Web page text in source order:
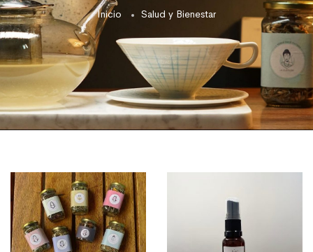
Inicio Salud y Bienestar